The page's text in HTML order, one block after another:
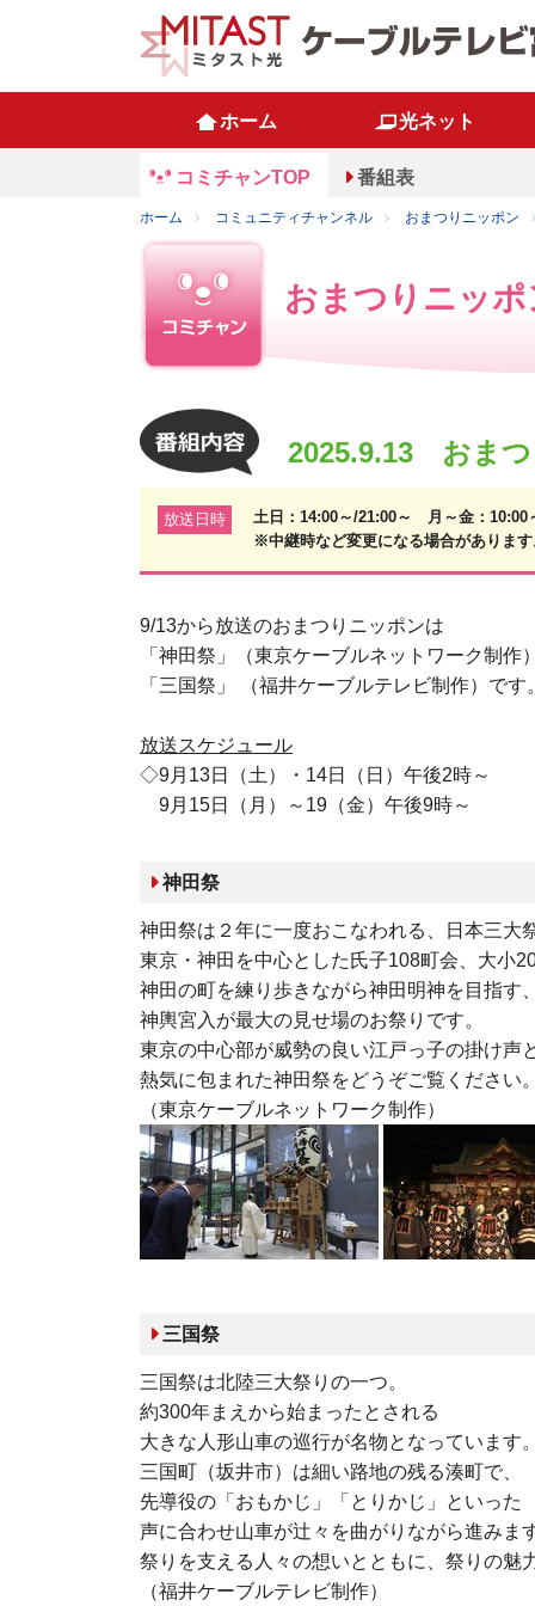
ホーム 光ネット
コミチャンTOP 番組表
ホーム コミュニティチャンネル おまつりニッポン
おまつりニッポ
2025.9.13 おま
放送日時
土日：14:00～/21:00～ 月～金：
※中継時など変更になる場合がありま
9/13から放送のおまつりニッポンは
「神田祭」（東京ケーブルネットワーク制作
「三国祭」 （福井ケーブルテレビ制作）です
放送スケジュール
◇9月13日（土）・14日（日）午後2時～
9月15日（月）～19（金）午後9時～
神田祭
神田祭は２年に一度おこなわれる、日本三大
東京・神田を中心とした氏子108町会、大小
神田の町を練り歩きながら神田明神を目指す
神輿宮入が最大の見せ場のお祭りです。
東京の中心部が威勢の良い江戸っ子の掛け声
熱気に包まれた神田祭をどうぞご覧ください
（東京ケーブルネットワーク制作）
三国祭
三国祭は北陸三大祭りの一つ。
約300年まえから始まったとされる
大きな人形山車の巡行が名物となっています
三国町（坂井市）は細い路地の残る湊町で、
先導役の「おもかじ」「とりかじ」といった
声に合わせ山車が辻々を曲がりながら進みま
祭りを支える人々の想いとともに、祭りの魅
（福井ケーブルテレビ制作）